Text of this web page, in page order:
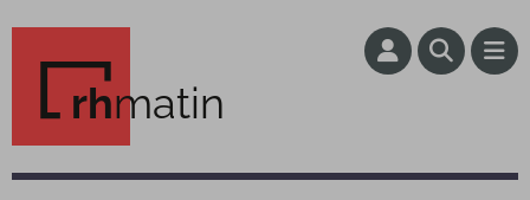
rhmatin